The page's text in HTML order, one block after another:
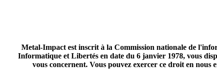
Metal-Impact est inscrit à la Commission nationale de
Informatique et Libertés en date du 6 janvier 1978, vous
vous concernent. Vous pouvez exercer ce droit en